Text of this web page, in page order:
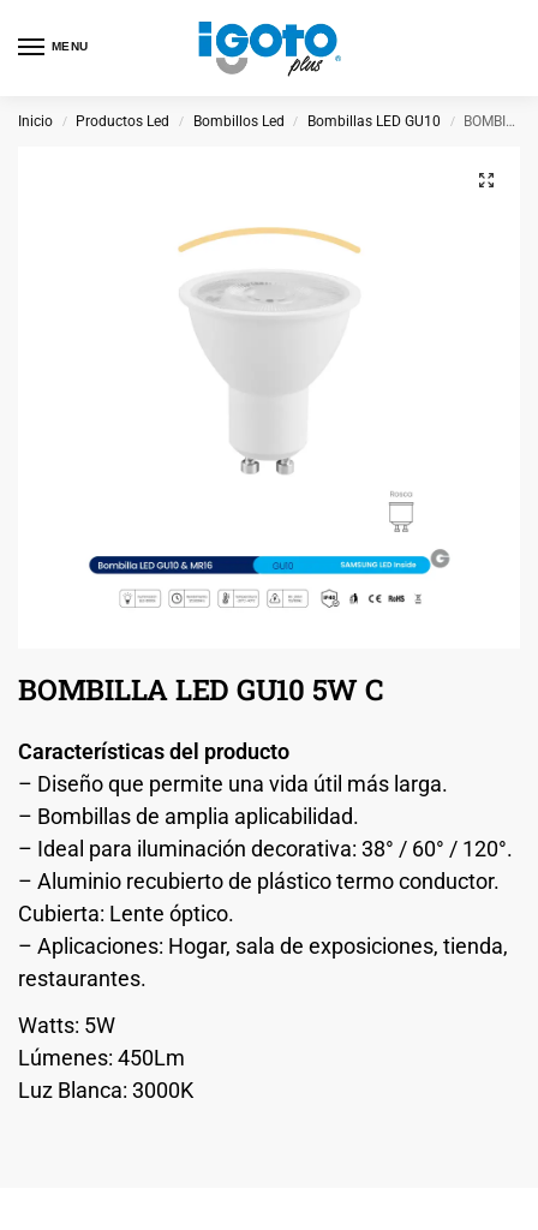
MENU
Inicio / Productos Led / Bombillos Led / Bombillas LED GU10 / BOMBILLA LED GU10 5W C
BOMBILLA LED GU10 5W C
Características del producto
– Diseño que permite una vida útil más larga.
– Bombillas de amplia aplicabilidad.
– Ideal para iluminación decorativa: 38° / 60° / 120°.
– Aluminio recubierto de plástico termo conductor.
Cubierta: Lente óptico.
– Aplicaciones: Hogar, sala de exposiciones, tienda,
restaurantes.
Watts: 5W
Lúmenes: 450Lm
Luz Blanca: 3000K